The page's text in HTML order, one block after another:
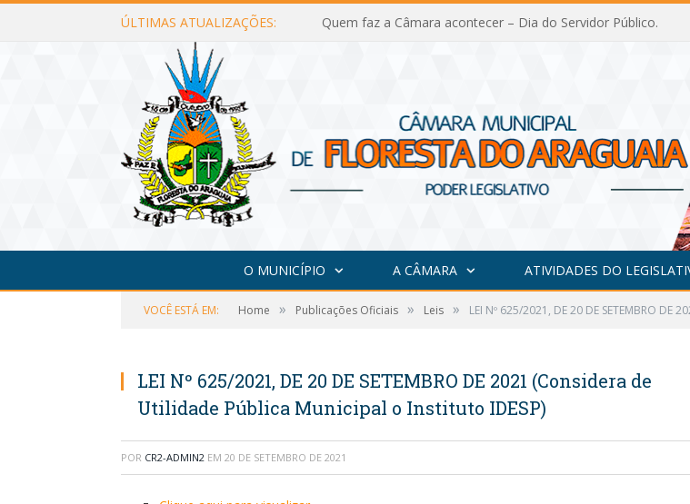
ÚLTIMAS ATUALIZAÇÕES: Quem faz a Câmara acontecer – Dia do Servidor Público.
O MUNICÍPIO A CÂMARA ATIVIDADES DO
VOCÊ ESTÁ EM: Home » Publicações Oficiais » Leis » LEI Nº 625/2021, DE 20 DE SETEMBRO
LEI Nº 625/2021, DE 20 DE SETEMBRO DE 2021 (Considera de
Utilidade Pública Municipal o Instituto IDESP)
POR CR2-ADMIN2 EM 20 DE SETEMBRO DE 2021